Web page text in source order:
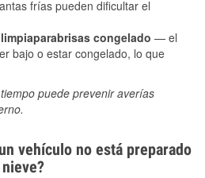
frías pueden dificultar el
congelado — el
bajo o estar congelado, lo que
puede prevenir averías
vehículo no está preparado